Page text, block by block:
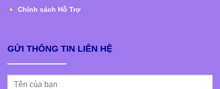
Chính sách Hỗ Trợ
GỬI THÔNG TIN LIÊN HỆ